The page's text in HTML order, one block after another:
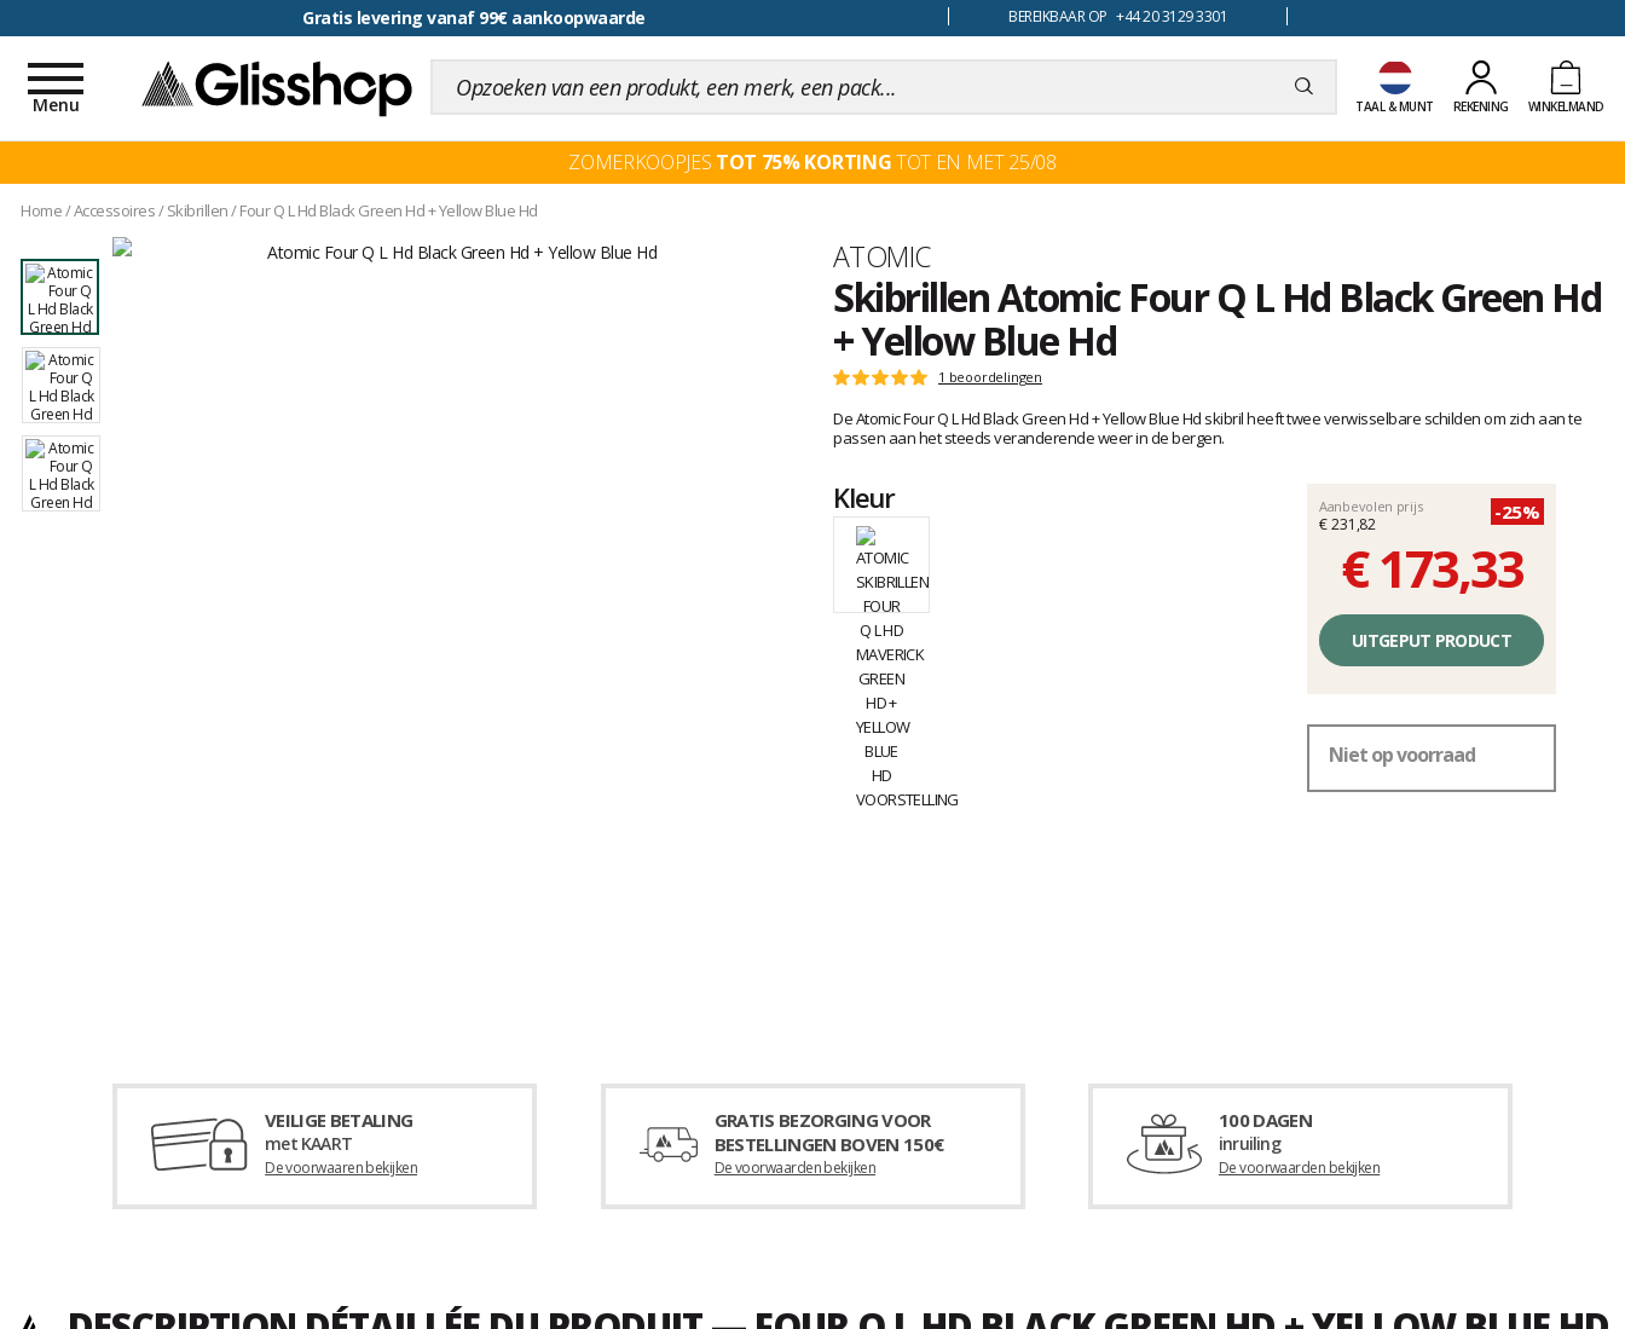
Gratis levering vanaf 99€ aankoopwaarde
voor een 100 dagen inruiling BEREIKBAAR OP +44 20 3129 3301
TAAL & MUNT REKENING WINKELMAND
Toggle
navigation
Menu
ZOMERKOOPJES TOT 75% KORTINGTOT EN MET 25/08
Home/Accessoires/Skibrillen/Four Q L Hd Black Green Hd + Yellow Blue Hd
Merk
ATOMIC
Skibrillen Atomic Four Q L Hd Black Green Hd
+ Yellow Blue Hd
Het
van
klanten
Score
:
5
op
1 beoordelingen
De Atomic Four Q L Hd Black Green Hd + Yellow Blue Hd skibril heeft twee verwisselbare schilden om zich aan te
passen aan het steeds veranderende weer in de bergen.
Kleur Aanbevolen prijs
€ 231,82
-25%
€ 173,33
Éénheidsprijs,
zonder
kosten
UITGEPUT PRODUCT
Niet op voorraad
VEILIGE BETALING
met KAART
De voorwaaren bekijken
GRATIS BEZORGING VOOR
BESTELLINGEN BOVEN 150€
De voorwaarden bekijken
100 DAGEN
inruiling
De voorwaarden bekijken